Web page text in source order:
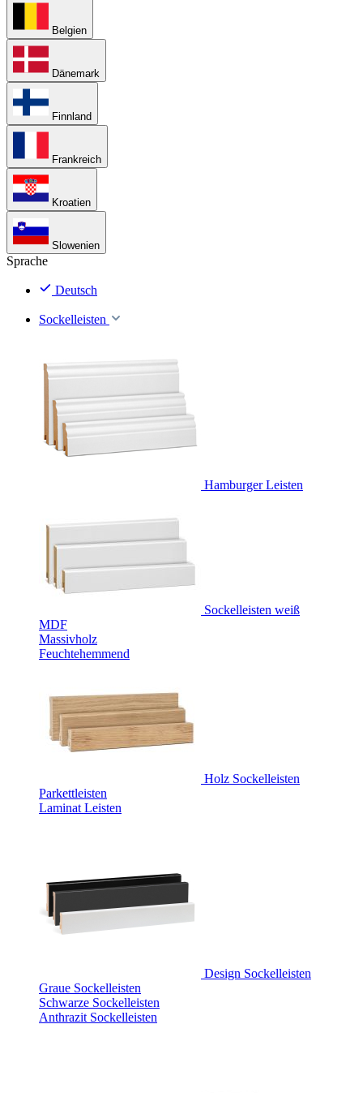
Belgien
Dänemark
Finnland
Frankreich
Kroatien
Slowenien
Sprache
Deutsch
Sockelleisten
Hamburger Leisten
Sockelleisten weiß
MDF
Massivholz
Feuchtehemmend
Holz Sockelleisten
Parkettleisten
Laminat Leisten
Design Sockelleisten
Graue Sockelleisten
Schwarze Sockelleisten
Anthrazit Sockelleisten